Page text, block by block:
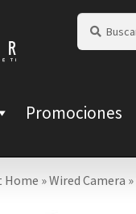
Buscar
por:
Buscar
Promociones
Home »Wired Camera »